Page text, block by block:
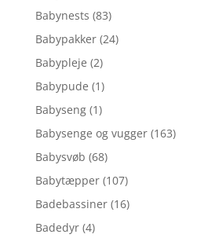
Babynests (83)
Babypakker (24)
Babypleje (2)
Babypude (1)
Babyseng (1)
Babysenge og vugger (163)
Babysvøb (68)
Babytæpper (107)
Badebassiner (16)
Badedyr (4)